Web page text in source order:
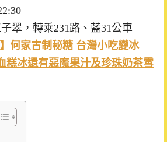
翠，轉乘231路、藍31公車
】何家古制秘糖 台灣小吃變冰
糕冰還有惡魔果汁及珍珠奶茶雪